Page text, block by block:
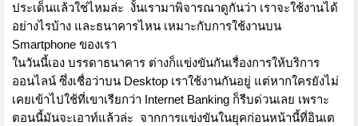
ประเด็นแล้วใช่ไหมล่ะ งั้นเรามาพิจารณาดูกันว่า เราจะใช้งานได้
อย่างไรบ้าง และธนาคารไหน เหมาะกับการใช้งานบน
Smartphone ของเรา
ในวันนี้เอง บรรดาธนาคาร ต่างก็แข่งขันกันเรื่องการให้บริการ
ออนไลน์ ซึ่งเชื่อว่าบน Desktop เราใช้งานกันอยู่ แต่หากใครยังไม่
เคยเข้าไปใช้ที่เขาเรียกว่า Internet Banking ก็รีบด่วนเลย เพราะ
ตอนนี้มันจะเอาท์แล้วล่ะ จากการแข่งขันในยุคก่อนหน้านี้ที่อินเต